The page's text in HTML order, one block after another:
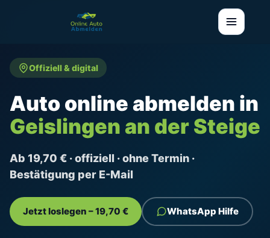
Offiziell & digital
Auto online abmelden in
Geislingen an der Steige
Ab 19,70 € · offiziell · ohne Termin ·
Bestätigung per E-Mail
Jetzt loslegen – 19,70 € WhatsApp Hilfe